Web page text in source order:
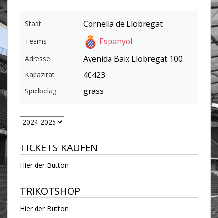
Stadt Cornella de Llobregat
Teams Espanyol
Adresse Avenida Baix Llobregat 100
Kapazität 40423
Spielbelag grass
TICKETS KAUFEN
Hier der Button
TRIKOTSHOP
Hier der Button